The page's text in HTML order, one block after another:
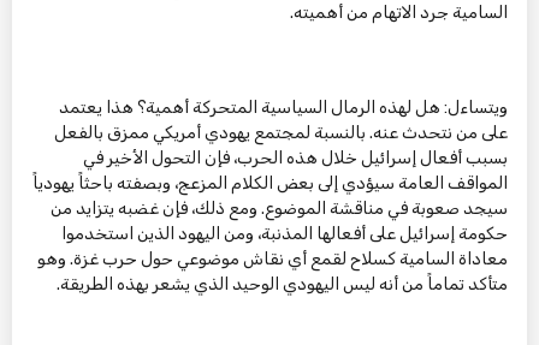
السامية جرد الاتهام من أهميته.
ويتساءل: هل لهذه الرمال السياسية المتحركة أهمية؟ هذا يعتمد
على من نتحدث عنه. بالنسبة لمجتمع يهودي أمريكي ممزق بالفعل
بسبب أفعال إسرائيل خلال هذه الحرب، فإن التحول الأخير في
المواقف العامة سيؤدي إلى بعض الكلام المزعج، وبصفته باحثاً يهودياً
سيجد صعوبة في مناقشة الموضوع. ومع ذلك، فإن غضبه يتزايد من
حكومة إسرائيل على أفعالها المذنبة، ومن اليهود الذين استخدموا
معاداة السامية كسلاح لقمع أي نقاش موضوعي حول حرب غزة. وهو
متأكد تماماً من أنه ليس اليهودي الوحيد الذي يشعر بهذه الطريقة.